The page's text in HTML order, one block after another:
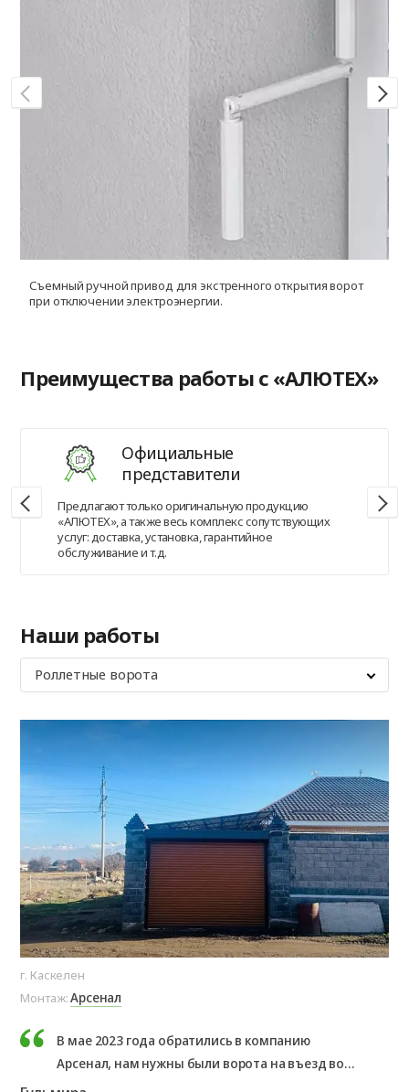
Съемный ручной привод для экстренного открытия ворот
при отключении электроэнергии.
Преимущества работы с «АЛЮТЕХ»
Официальные
представители
Предлагают только оригинальную продукцию
«АЛЮТЕХ», а также весь комплекс сопутствующих
услуг: доставка, установка, гарантийное
обслуживание и т.д.
Наши работы
Роллетные ворота
г. Каскелен
Монтаж:Арсенал
В мае 2023 года обратились в компанию
Арсенал, нам нужны были ворота на въезд во
двор. Нас проконсультировали и мы заказали